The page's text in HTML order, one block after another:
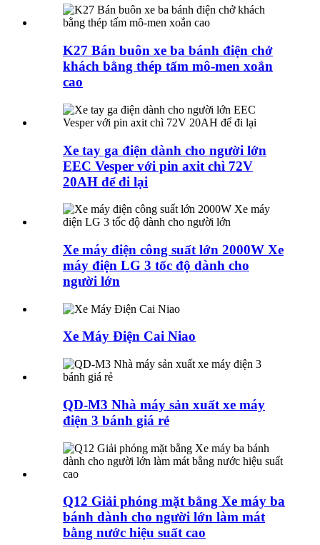
K27 Bán buôn xe ba bánh điện chở
khách bằng thép tấm mô-men xoắn
cao
Xe tay ga điện dành cho người lớn
EEC Vesper với pin axit chì 72V
20AH để đi lại
Xe máy điện công suất lớn 2000W Xe
máy điện LG 3 tốc độ dành cho
người lớn
Xe Máy Điện Cai Niao
QD-M3 Nhà máy sản xuất xe máy
điện 3 bánh giá rẻ
Q12 Giải phóng mặt bằng Xe máy ba
bánh dành cho người lớn làm mát
bằng nước hiệu suất cao